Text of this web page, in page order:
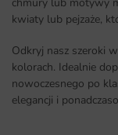
chmury lub motywy
kwiaty lub pejzaże,
Odkryj nasz szeroki
kolorach. Idealnie
nowoczesnego po
elegancji i